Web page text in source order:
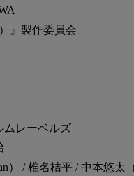
』製作委員会
ムレーベルズ
） / 椎名桔平 / 中本悠太